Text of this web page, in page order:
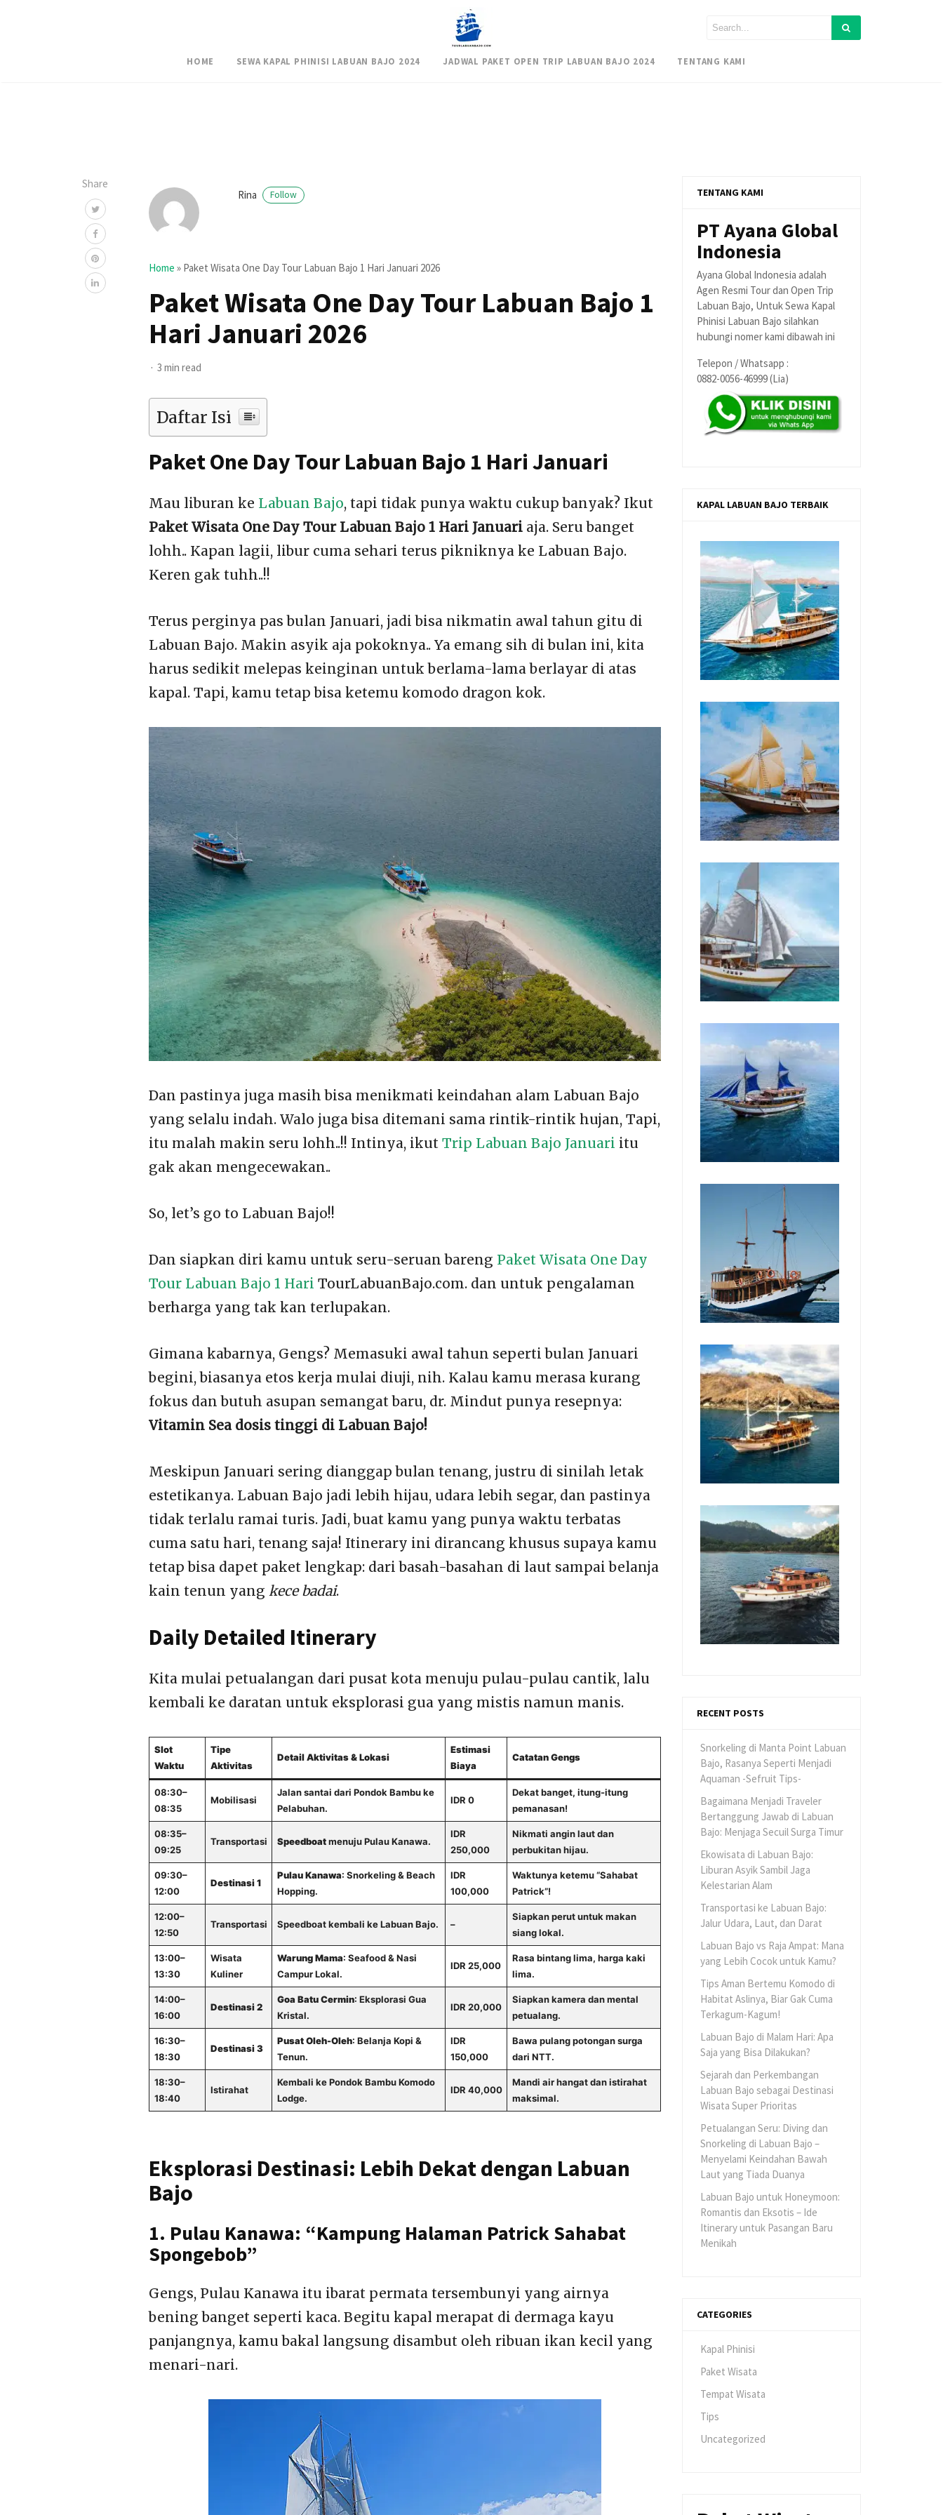
HOME SEWA KAPAL PHINISI LABUAN BAJO 2024 JADWAL PAKET OPEN TRIP LABUAN BAJO 2024 TENTANG KAMI
Share
Rina
Follow
Home » Paket Wisata One Day Tour Labuan Bajo 1 Hari Januari 2026
Paket Wisata One Day Tour Labuan Bajo 1
Hari Januari 2026
3 min read
Daftar Isi
Paket One Day Tour Labuan Bajo 1 Hari Januari
Mau liburan ke Labuan Bajo, tapi tidak punya waktu cukup banyak? Ikut
Paket Wisata One Day Tour Labuan Bajo 1 Hari Januari aja. Seru banget
lohh.. Kapan lagii, libur cuma sehari terus pikniknya ke Labuan Bajo.
Keren gak tuhh..!!
Terus perginya pas bulan Januari, jadi bisa nikmatin awal tahun gitu di
Labuan Bajo. Makin asyik aja pokoknya.. Ya emang sih di bulan ini, kita
harus sedikit melepas keinginan untuk berlama-lama berlayar di atas
kapal. Tapi, kamu tetap bisa ketemu komodo dragon kok.
Dan pastinya juga masih bisa menikmati keindahan alam Labuan Bajo
yang selalu indah. Walo juga bisa ditemani sama rintik-rintik hujan, Tapi,
itu malah makin seru lohh..!! Intinya, ikut Trip Labuan Bajo Januari itu
gak akan mengecewakan..
So, let’s go to Labuan Bajo!!
Dan siapkan diri kamu untuk seru-seruan bareng Paket Wisata One Day
Tour Labuan Bajo 1 Hari TourLabuanBajo.com. dan untuk pengalaman
berharga yang tak kan terlupakan.
Gimana kabarnya, Gengs? Memasuki awal tahun seperti bulan Januari
begini, biasanya etos kerja mulai diuji, nih. Kalau kamu merasa kurang
fokus dan butuh asupan semangat baru, dr. Mindut punya resepnya:
Vitamin Sea dosis tinggi di Labuan Bajo!
Meskipun Januari sering dianggap bulan tenang, justru di sinilah letak
estetikanya. Labuan Bajo jadi lebih hijau, udara lebih segar, dan pastinya
tidak terlalu ramai turis. Jadi, buat kamu yang punya waktu terbatas
cuma satu hari, tenang saja! Itinerary ini dirancang khusus supaya kamu
tetap bisa dapet paket lengkap: dari basah-basahan di laut sampai belanja
kain tenun yang kece badai.
Daily Detailed Itinerary
Kita mulai petualangan dari pusat kota menuju pulau-pulau cantik, lalu
kembali ke daratan untuk eksplorasi gua yang mistis namun manis.
Slot
Waktu
Tipe
Aktivitas
Detail Aktivitas & Lokasi
Estimasi
Biaya
Catatan Gengs
08:30–
08:35
Mobilisasi
Jalan santai dari Pondok Bambu ke
Pelabuhan.
IDR 0
Dekat banget, itung-itung
pemanasan!
08:35–
09:25
Transportasi Speedboatmenuju Pulau Kanawa.
IDR
250,000
Nikmati angin laut dan
perbukitan hijau.
09:30–
12:00
Destinasi 1
Pulau Kanawa: Snorkeling & Beach
Hopping.
IDR
100,000
Waktunya ketemu “Sahabat
Patrick”!
12:00–
12:50
Transportasi Speedboat kembali ke Labuan Bajo. –
Siapkan perut untuk makan
siang lokal.
13:00–
13:30
Wisata
Kuliner
Warung Mama: Seafood & Nasi
Campur Lokal.
IDR 25,000
Rasa bintang lima, harga kaki
lima.
14:00–
16:00
Destinasi 2
Goa Batu Cermin: Eksplorasi Gua
Kristal.
IDR 20,000
Siapkan kamera dan mental
petualang.
16:30–
18:30
Destinasi 3
Pusat Oleh-Oleh: Belanja Kopi &
Tenun.
IDR
150,000
Bawa pulang potongan surga
dari NTT.
18:30–
18:40
Istirahat
Kembali ke Pondok Bambu Komodo
Lodge.
IDR 40,000
Mandi air hangat dan istirahat
maksimal.
Eksplorasi Destinasi: Lebih Dekat dengan Labuan
Bajo
1. Pulau Kanawa: “Kampung Halaman Patrick Sahabat
Spongebob”
Gengs, Pulau Kanawa itu ibarat permata tersembunyi yang airnya
bening banget seperti kaca. Begitu kapal merapat di dermaga kayu
panjangnya, kamu bakal langsung disambut oleh ribuan ikan kecil yang
menari-nari.
TENTANG KAMI
PT Ayana Global
Indonesia
Ayana Global Indonesia adalah
Agen Resmi Tour dan Open Trip
Labuan Bajo, Untuk Sewa Kapal
Phinisi Labuan Bajo silahkan
hubungi nomer kami dibawah ini
Telepon / Whatsapp :
0882-0056-46999 (Lia)
KAPAL LABUAN BAJO TERBAIK
RECENT POSTS
Snorkeling di Manta Point Labuan
Bajo, Rasanya Seperti Menjadi
Aquaman -Sefruit Tips-
Bagaimana Menjadi Traveler
Bertanggung Jawab di Labuan
Bajo: Menjaga Secuil Surga Timur
Ekowisata di Labuan Bajo:
Liburan Asyik Sambil Jaga
Kelestarian Alam
Transportasi ke Labuan Bajo:
Jalur Udara, Laut, dan Darat
Labuan Bajo vs Raja Ampat: Mana
yang Lebih Cocok untuk Kamu?
Tips Aman Bertemu Komodo di
Habitat Aslinya, Biar Gak Cuma
Terkagum-Kagum!
Labuan Bajo di Malam Hari: Apa
Saja yang Bisa Dilakukan?
Sejarah dan Perkembangan
Labuan Bajo sebagai Destinasi
Wisata Super Prioritas
Petualangan Seru: Diving dan
Snorkeling di Labuan Bajo –
Menyelami Keindahan Bawah
Laut yang Tiada Duanya
Labuan Bajo untuk Honeymoon:
Romantis dan Eksotis – Ide
Itinerary untuk Pasangan Baru
Menikah
CATEGORIES
Kapal Phinisi
Paket Wisata
Tempat Wisata
Tips
Uncategorized